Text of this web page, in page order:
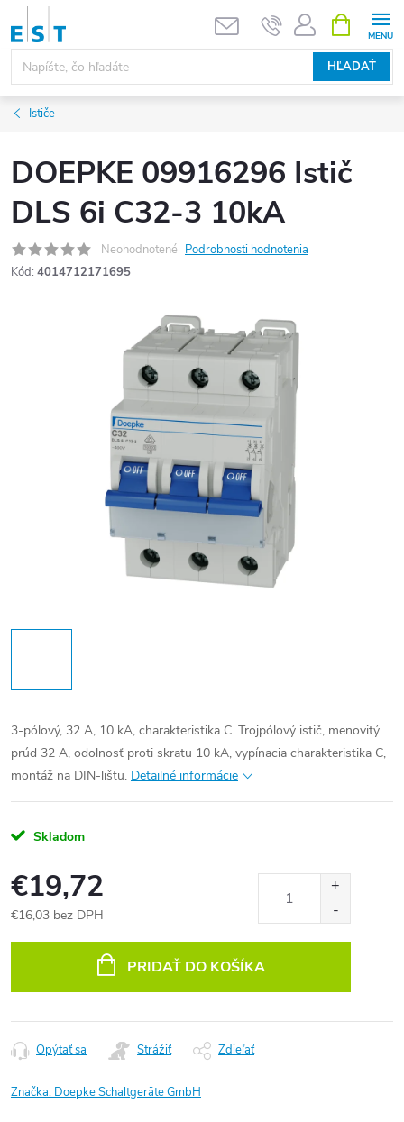
Prejsť
obsah
HĽADAŤ
KOŠÍK
Ističe
DOEPKE 09916296 Istič
DLS 6i C32-3 10kA
Neohodnotené Podrobnosti hodnotenia
Kód: 4014712171695
3-pólový, 32 A, 10 kA, charakteristika C. Trojpólový istič, menovitý
prúd 32 A, odolnosť proti skratu 10 kA, vypínacia charakteristika C,
montáž na DIN-lištu. Detailné informácie
Skladom
€19,72
€16,03 bez DPH
PRIDAŤ DO KOŠÍKA
Opýtať sa Strážiť Zdieľať
Značka: Doepke Schaltgeräte GmbH